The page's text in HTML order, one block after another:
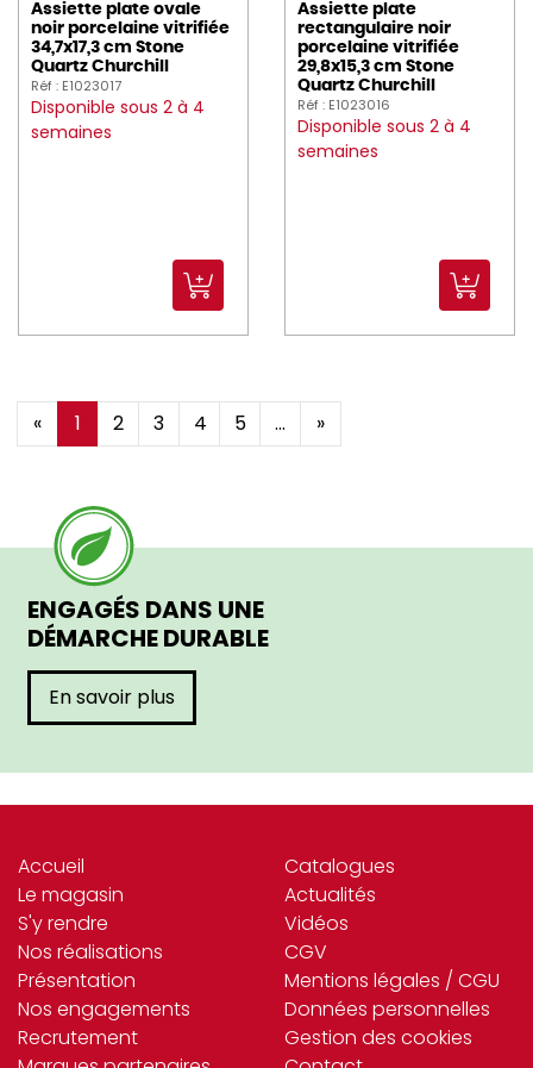
Assiette plate ovale
noir porcelaine vitrifiée
34,7x17,3 cm Stone
Quartz Churchill
Réf : E1023017
Disponible sous 2 à 4
semaines
Assiette plate
rectangulaire noir
porcelaine vitrifiée
29,8x15,3 cm Stone
Quartz Churchill
Réf : E1023016
Disponible sous 2 à 4
semaines
« 1 2 3 4 5 ... »
ENGAGÉS DANS UNE
DÉMARCHE DURABLE
En savoir plus
Accueil
Le magasin
S'y rendre
Nos réalisations
Présentation
Nos engagements
Recrutement
Catalogues
Actualités
Vidéos
CGV
Mentions légales / CGU
Données personnelles
Gestion des cookies